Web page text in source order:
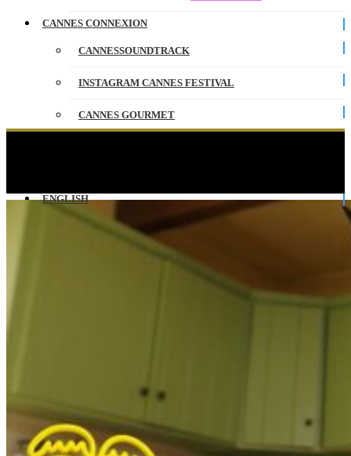
CANNES CONNEXION
CANNESSOUNDTRACK
INSTAGRAM CANNES FESTIVAL
CANNES GOURMET
ENGLISH